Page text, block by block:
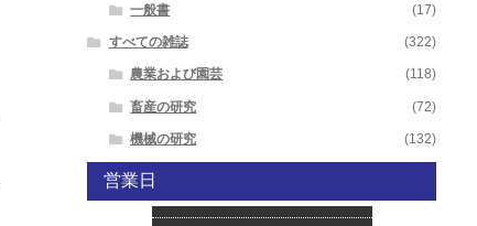
一般書 (17)
すべての雑誌 (322)
農業および園芸 (118)
畜産の研究 (72)
機械の研究 (132)
営業日